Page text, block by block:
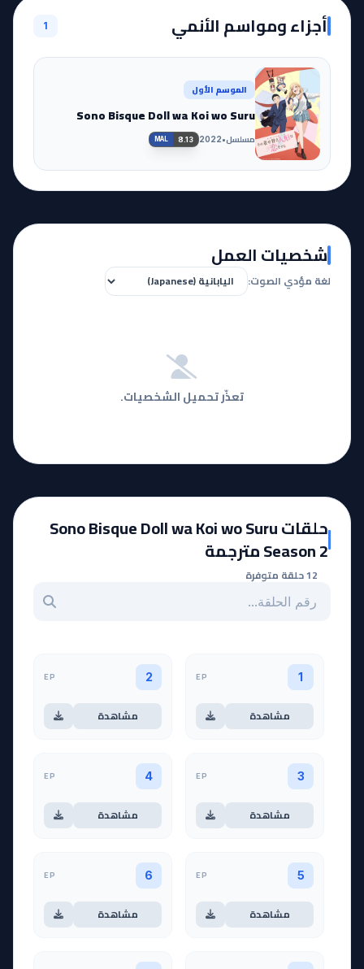
أجزاء ومواسم الأنمي 1
الموسم الأول
Sono Bisque Doll wa Koi wo Suru
مسلسل•
2022
MAL 8.13
شخصيات العمل
لغة مؤدي الصوت:
تعذّر تحميل الشخصيات.
حلقات Sono Bisque Doll wa Koi wo Suru
Season 2 مترجمة
12 حلقة متوفرة
بحث عن حلقة بالرقم
1
EP
مشاهدة
2
EP
مشاهدة
3
EP
مشاهدة
4
EP
مشاهدة
5
EP
مشاهدة
6
EP
مشاهدة